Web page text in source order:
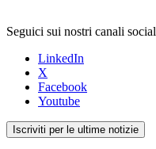
Seguici sui nostri canali social
LinkedIn
X
Facebook
Youtube
Iscriviti per le ultime notizie